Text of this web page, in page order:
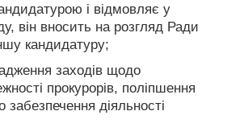
і відмовляє у
він вносить на розгляд Ради
кандидатуру;
заходів щодо
прокурорів, поліпшення
забезпечення діяльності